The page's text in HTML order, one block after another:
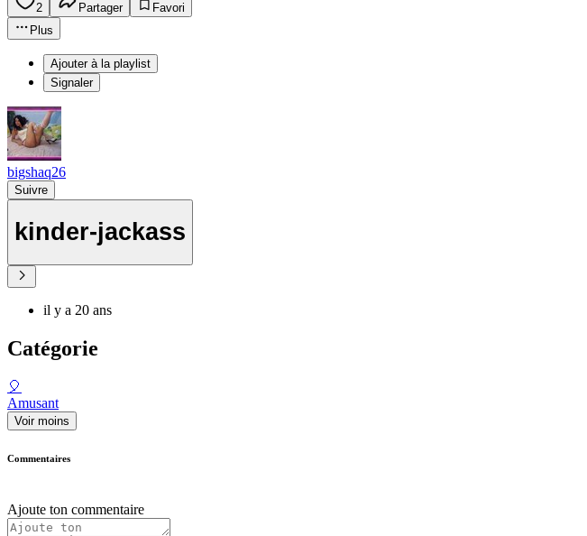
2 Partager
Favori
Plus
Ajouter à la playlist
Signaler
bigshaq26
Suivre
kinder-jackass
il y a 20 ans
Catégorie
🎈
Amusant
Voir moins
Commentaires
Ajoute ton commentaire